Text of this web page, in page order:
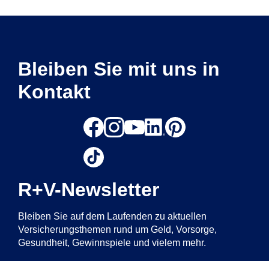
Bleiben Sie mit uns in
Kontakt
R+V-Newsletter
Bleiben Sie auf dem Laufenden zu aktuellen
Versicherungsthemen rund um Geld, Vorsorge,
Gesundheit, Gewinnspiele und vielem mehr.